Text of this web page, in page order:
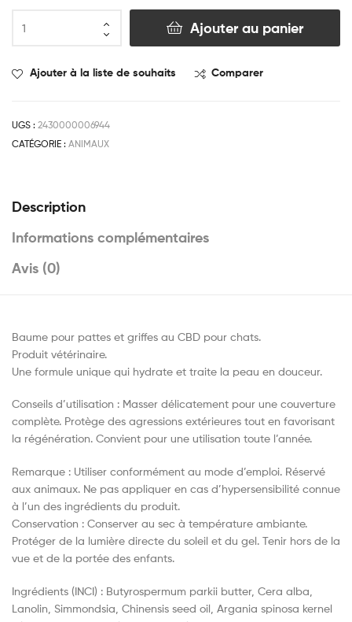
Ajouter au panier
Ajouter à la liste de souhaits Comparer
UGS : 2430000006944
CATÉGORIE : ANIMAUX
Description
Informations complémentaires
Avis (0)
Baume pour pattes et griffes au CBD pour chats.
Produit vétérinaire.
Une formule unique qui hydrate et traite la peau en douceur.
Conseils d’utilisation : Masser délicatement pour une couverture
complète. Protège des agressions extérieures tout en favorisant
la régénération. Convient pour une utilisation toute l’année.
Remarque : Utiliser conformément au mode d’emploi. Réservé
aux animaux. Ne pas appliquer en cas d’hypersensibilité connue
à l’un des ingrédients du produit.
Conservation : Conserver au sec à température ambiante.
Protéger de la lumière directe du soleil et du gel. Tenir hors de la
vue et de la portée des enfants.
Ingrédients (INCI) : Butyrospermum parkii butter, Cera alba,
Lanolin, Simmondsia, Chinensis seed oil, Argania spinosa kernel